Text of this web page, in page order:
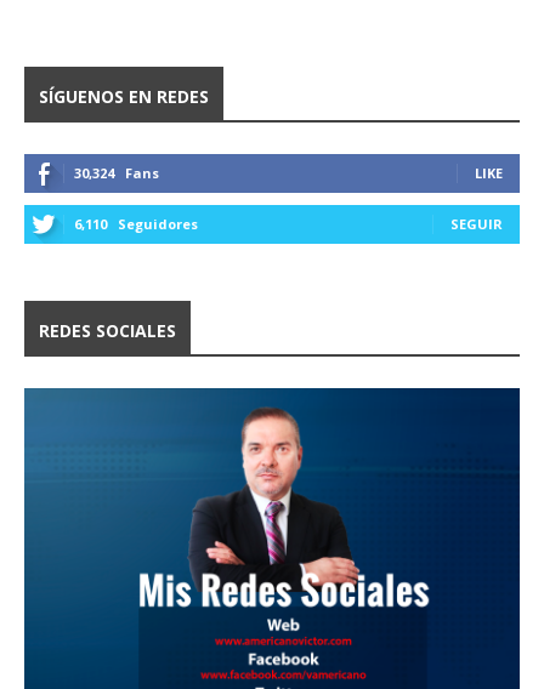
SÍGUENOS EN REDES
30,324 Fans LIKE
6,110 Seguidores SEGUIR
REDES SOCIALES